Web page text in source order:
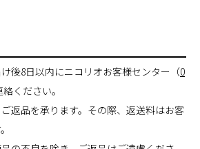
後8日以内にニコリオお客様センター（0
ください。
返品を承ります。その際、返送料はお客